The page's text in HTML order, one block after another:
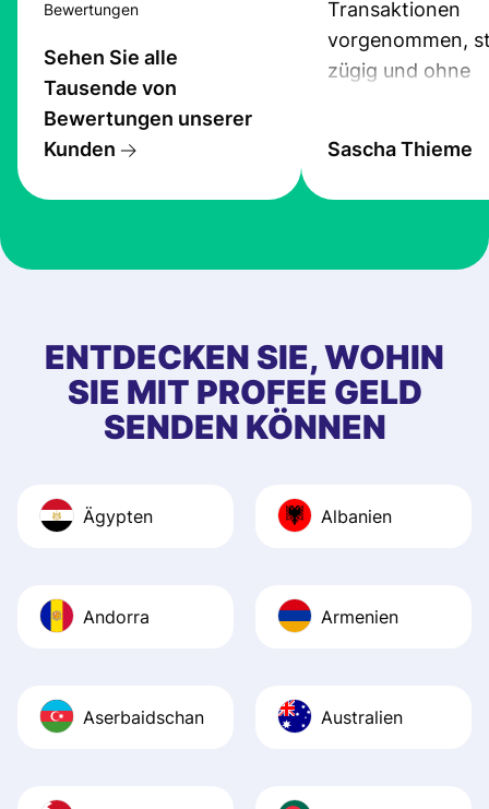
Bewertungen
Sehen Sie alle
Tausende von
Bewertungen unserer
Kunden
Transaktionen
vorgenommen,
zügig und ohne
Sascha Thieme
ENTDECKEN SIE, WOHIN
SIE MIT PROFEE GELD
SENDEN KÖNNEN
Ägypten Albanien
Andorra Armenien
Aserbaidschan Australien